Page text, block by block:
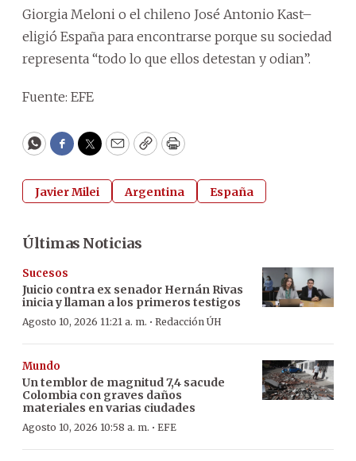
Giorgia Meloni o el chileno José Antonio Kast–
eligió España para encontrarse porque su sociedad
representa “todo lo que ellos detestan y odian”.
Fuente: EFE
WhatsApp
Facebook
Twitter
EmailCopyPrint
Javier Milei Argentina España
Últimas Noticias
Sucesos
Juicio contra ex senador Hernán Rivas
inicia y llaman a los primeros testigos
Agosto 10, 2026 11:21 a. m. · Redacción ÚH
Mundo
Un temblor de magnitud 7,4 sacude
Colombia con graves daños
materiales en varias ciudades
Agosto 10, 2026 10:58 a. m. · EFE